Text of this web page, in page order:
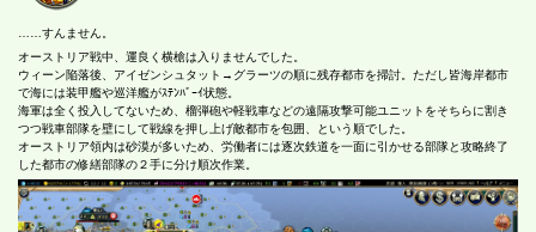
……すんません。
オーストリア戦中、運良く横槍は入りませんでした。
ウィーン陥落後、アイゼンシュタット→グラーツの順に残存都市を掃討。ただし皆海岸都市
で海には装甲艦や巡洋艦がｽﾃﾝﾊﾞｰｲ状態。
海軍は全く投入してないため、榴弾砲や軽戦車などの遠隔攻撃可能ユニットをそちらに割き
つつ戦車部隊を壁にして戦線を押し上げ敵都市を包囲、という順でした。
オーストリア領内は砂漠が多いため、労働者には逐次鉄道を一面に引かせる部隊と攻略終了
した都市の修繕部隊の２手に分け順次作業。